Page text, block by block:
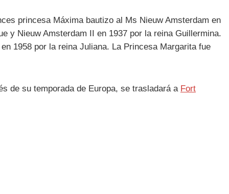
princesa Máxima bautizo al Ms Nieuw Amsterdam en
y Nieuw Amsterdam II en 1937 por la reina Guillermina.
1958 por la reina Juliana. La Princesa Margarita fue
de su temporada de Europa, se trasladará a Fort